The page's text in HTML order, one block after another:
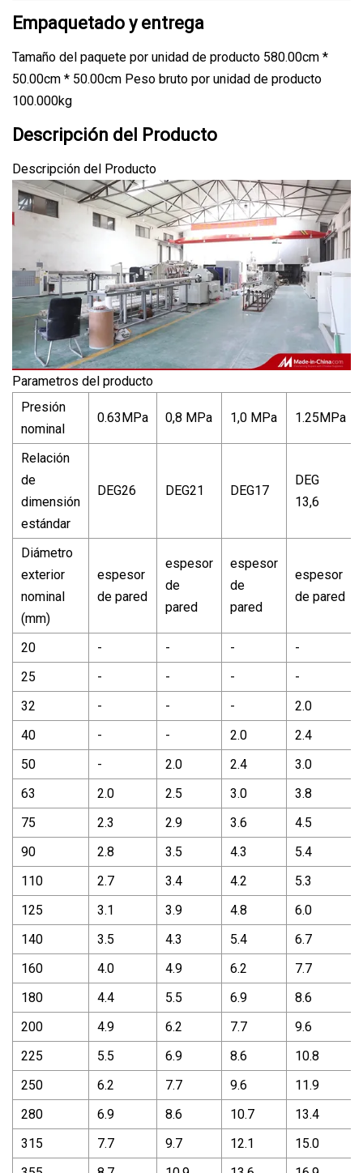
Empaquetado y entrega
Tamaño del paquete por unidad de producto 580.00cm *
50.00cm * 50.00cm Peso bruto por unidad de producto
100.000kg
Descripción del Producto
Descripción del Producto
Parametros del producto
Presión
nominal
0.63MPa 0,8 MPa 1,0 MPa 1.25MPa
Relación
de
dimensión
estándar
DEG26 DEG21 DEG17
DEG
13,6
Diámetro
exterior
nominal
(mm)
espesor
de pared
espesor
de
pared
espesor
de
pared
espesor
de pared
20 - - -
-
25
- - -
-
32
- - -
2.0
40
- - 2.0
2.4
50
- 2.0 2.4
3.0
63
2.0 2.5 3.0
3.8
75
2.3 2.9 3.6
4.5
90
2.8 3.5 4.3
5.4
110
2.7 3.4 4.2
5.3
125
3.1 3.9 4.8
6.0
140
3.5 4.3 5.4
6.7
160
4.0 4.9 6.2
7.7
180
4.4 5.5 6.9
8.6
200
4.9 6.2 7.7
9.6
225
5.5 6.9 8.6
10.8
250
6.2 7.7 9.6
11.9
280
6.9 8.6 10.7
13.4
315
7.7 9.7 12.1
15.0